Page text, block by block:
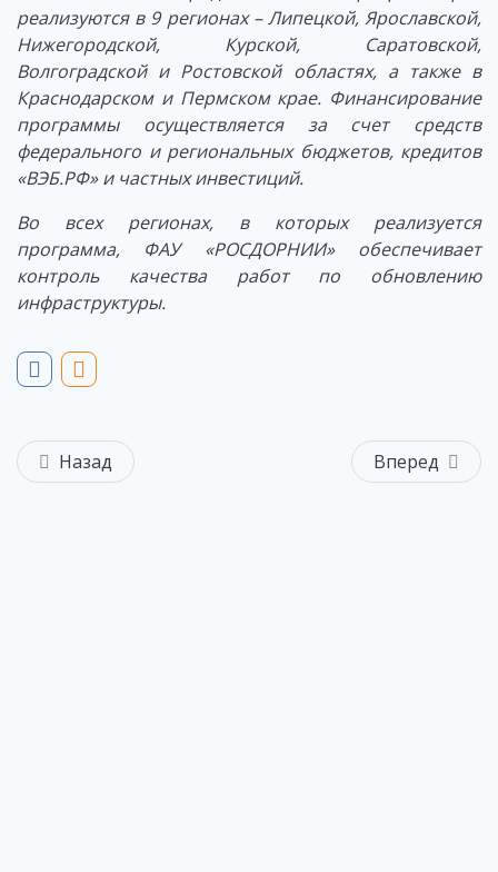
реализуются в 9 регионах – Липецкой, Ярославской,
Нижегородской, Курской, Саратовской,
Волгоградской и Ростовской областях, а также в
Краснодарском и Пермском крае. Финансирование
программы осуществляется за счет средств
федерального и региональных бюджетов, кредитов
«ВЭБ.РФ» и частных инвестиций.
Во всех регионах, в которых реализуется
программа, ФАУ «РОСДОРНИИ» обеспечивает
контроль качества работ по обновлению
инфраструктуры.
Назад Вперед